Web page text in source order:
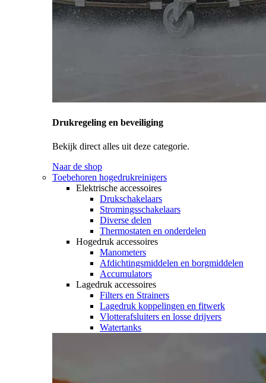
Drukregeling en beveiliging
Bekijk direct alles uit deze categorie.
Naar de shop
Toebehoren hogedrukreinigers
Elektrische accessoires
Drukschakelaars
Stromingsschakelaars
Diverse delen
Thermostaten en onderdelen
Hogedruk accessoires
Manometers
Afdichtingsmiddelen en borgmiddelen
Accumulators
Lagedruk accessoires
Filters en Strainers
Lagedruk koppelingen en fitwerk
Vlotterafsluiters en losse drijvers
Watertanks